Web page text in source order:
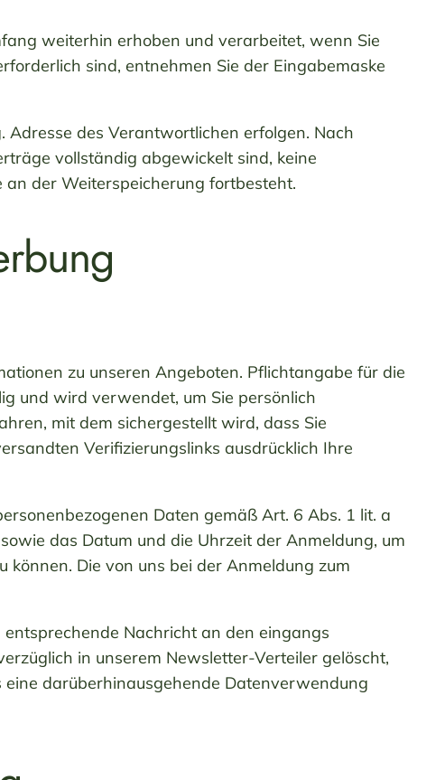
weiterhin erhoben und verarbeitet, wenn Sie
sind, entnehmen Sie der Eingabemaske
Adresse des Verantwortlichen erfolgen. Nach
vollständig abgewickelt sind, keine
der Weiterspeicherung fortbesteht.
zu unseren Angeboten. Pflichtangabe für die
und wird verwendet, um Sie persönlich
mit dem sichergestellt wird, dass Sie
Verifizierungslinks ausdrücklich Ihre
Daten gemäß Art. 6 Abs. 1 lit. a
das Datum und die Uhrzeit der Anmeldung, um
Die von uns bei der Anmeldung zum
Nachricht an den eingangs
in unserem Newsletter-Verteiler gelöscht,
darüberhinausgehende Datenverwendung